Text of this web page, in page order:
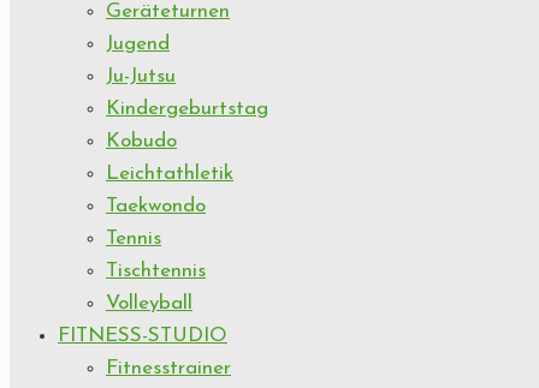
Geräteturnen
Jugend
Ju-Jutsu
Kindergeburtstag
Kobudo
Leichtathletik
Taekwondo
Tennis
Tischtennis
Volleyball
FITNESS-STUDIO
Fitnesstrainer